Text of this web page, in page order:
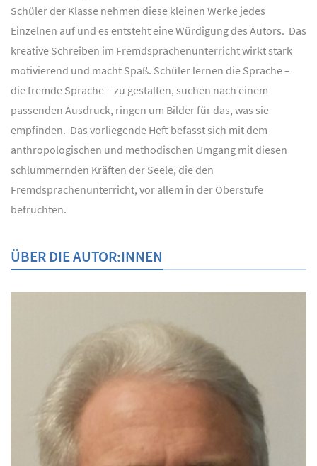
Schüler der Klasse nehmen diese kleinen Werke jedes
Einzelnen auf und es entsteht eine Würdigung des Autors. Das
kreative Schreiben im Fremdsprachenunterricht wirkt stark
motivierend und macht Spaß. Schüler lernen die Sprache –
die fremde Sprache – zu gestalten, suchen nach einem
passenden Ausdruck, ringen um Bilder für das, was sie
empfinden. Das vorliegende Heft befasst sich mit dem
anthropologischen und methodischen Umgang mit diesen
schlummernden Kräften der Seele, die den
Fremdsprachenunterricht, vor allem in der Oberstufe
befruchten.
ÜBER DIE AUTOR:INNEN